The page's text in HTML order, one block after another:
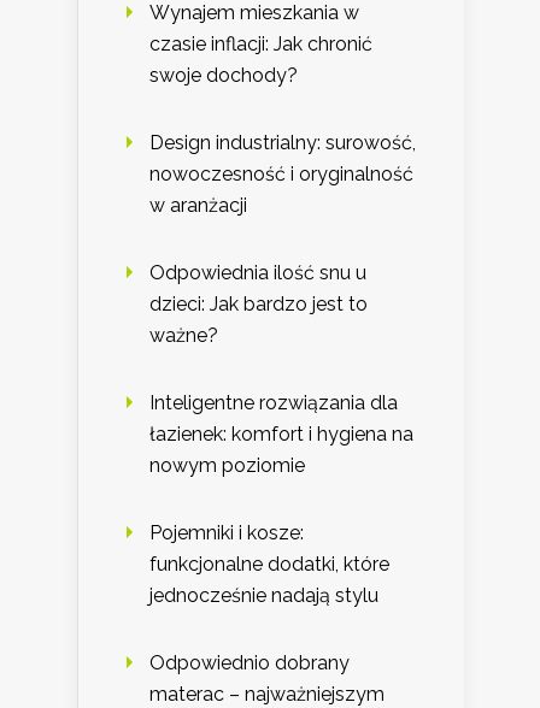
Wynajem mieszkania w
czasie inflacji: Jak chronić
swoje dochody?
Design industrialny: surowość,
nowoczesność i oryginalność
w aranżacji
Odpowiednia ilość snu u
dzieci: Jak bardzo jest to
ważne?
Inteligentne rozwiązania dla
łazienek: komfort i hygiena na
nowym poziomie
Pojemniki i kosze:
funkcjonalne dodatki, które
jednocześnie nadają stylu
Odpowiednio dobrany
materac – najważniejszym